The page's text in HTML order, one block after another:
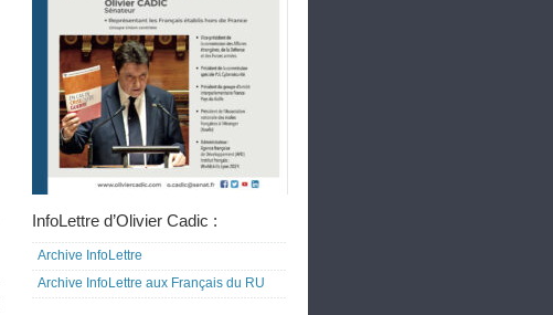
InfoLettre d’Olivier Cadic :
Archive InfoLettre
Archive InfoLettre aux Français du RU